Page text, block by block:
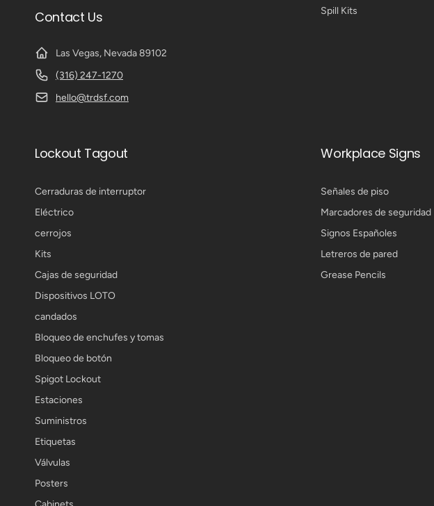
Contact Us
Las Vegas, Nevada 89102
(316) 247-1270
hello@trdsf.com
Spill Kits
Lockout Tagout
Cerraduras de interruptor
Eléctrico
cerrojos
Kits
Cajas de seguridad
Dispositivos LOTO
candados
Bloqueo de enchufes y tomas
Bloqueo de botón
Spigot Lockout
Estaciones
Suministros
Etiquetas
Válvulas
Posters
Workplace Signs
Señales de piso
Marcadores de seguridad
Signos Españoles
Letreros de pared
Grease Pencils